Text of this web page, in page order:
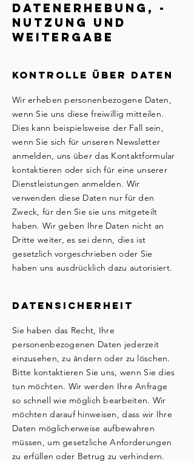
Datenerhebung, -
nutzung und
Weitergabe
Kontrolle über Daten
Wir erheben personenbezogene Daten,
wenn Sie uns diese freiwillig mitteilen.
Dies kann beispielsweise der Fall sein,
wenn Sie sich für unseren Newsletter
anmelden, uns über das Kontaktformular
kontaktieren oder sich für eine unserer
Dienstleistungen anmelden. Wir
verwenden diese Daten nur für den
Zweck, für den Sie sie uns mitgeteilt
haben. Wir geben Ihre Daten nicht an
Dritte weiter, es sei denn, dies ist
gesetzlich vorgeschrieben oder Sie
haben uns ausdrücklich dazu autorisiert.
Datensicherheit
Sie haben das Recht, Ihre
personenbezogenen Daten jederzeit
einzusehen, zu ändern oder zu löschen.
Bitte kontaktieren Sie uns, wenn Sie dies
tun möchten. Wir werden Ihre Anfrage
so schnell wie möglich bearbeiten. Wir
möchten darauf hinweisen, dass wir Ihre
Daten möglicherweise aufbewahren
müssen, um gesetzliche Anforderungen
zu erfüllen oder Betrug zu verhindern.